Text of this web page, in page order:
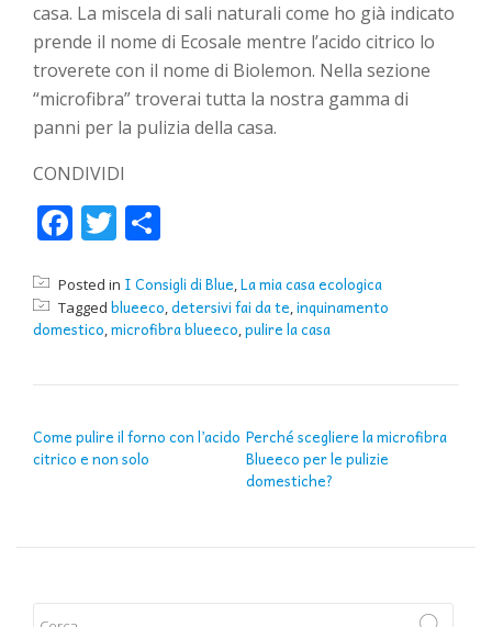
casa. La miscela di sali naturali come ho già indicato
prende il nome di Ecosale mentre l’acido citrico lo
troverete con il nome di Biolemon. Nella sezione
“microfibra” troverai tutta la nostra gamma di
panni per la pulizia della casa.
CONDIVIDI
FacebookTwitter
Posted in I Consigli di Blue,La mia casa ecologica
Tagged blueeco,detersivi fai da te,inquinamento
domestico,microfibra blueeco,pulire la casa
Come pulire il forno con l’acido
citrico e non solo
Perché scegliere la microfibra
Blueeco per le pulizie
domestiche?